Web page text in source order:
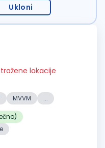
Ukloni
lokacije
MVVM ...